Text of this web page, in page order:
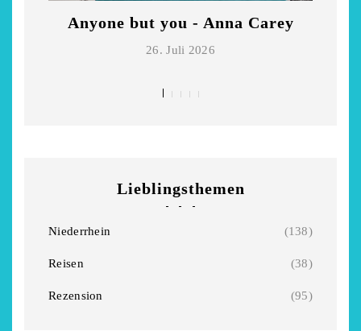
Hofcafés am
Restsommer -
Anyone but you - Anna Carey
26. Juli 2026
Lieblingsthemen
Niederrhein (138)
Reisen (38)
Rezension (95)